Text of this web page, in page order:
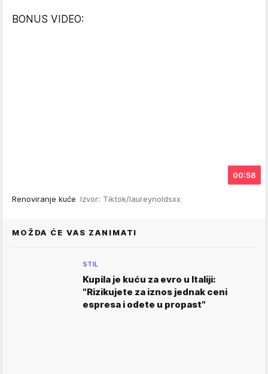
BONUS VIDEO:
00:58
Renoviranje kuće Izvor: Tiktok/laureynoldsxx
MOŽDA ĆE VAS ZANIMATI
STIL
Kupila je kuću za evro u Italiji:
"Rizikujete za iznos jednak ceni
espresa i odete u propast"